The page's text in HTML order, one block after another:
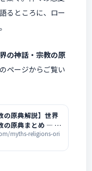
るところに、ロー
の神話・宗教の原
ページからご覧い
の原典解説】世界
の原典まとめ ― 各
覧myths-religions-ori